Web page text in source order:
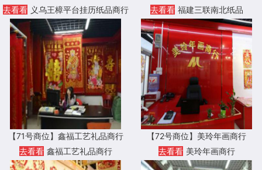
去看看 义乌王樟平台挂历纸品商行
去看看 福建三联南北纸品
【71号商位】鑫福工艺礼品商行
去看看 鑫福工艺礼品商行
【72号商位】美玲年画商行
去看看 美玲年画商行